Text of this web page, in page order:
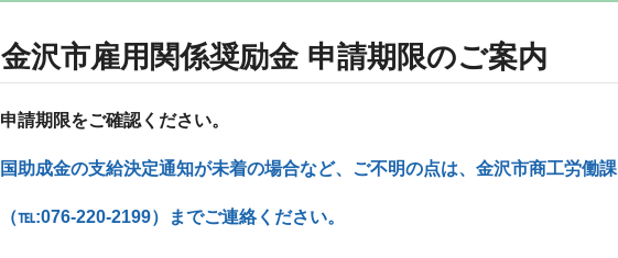
金沢市雇用関係奨励金 申請期限のご案内
申請期限をご確認ください。
国助成金の支給決定通知が未着の場合など、 ご不明の点は、金沢市商工労働課
（℡:076-220-2199）までご連絡ください。